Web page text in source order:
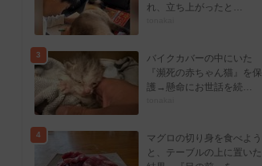
れ、立ち上がったと…
3
バイクカバーの中にいた
『瀕死の赤ちゃん猫』を保
護→懸命にお世話を続…
4
マグロの切り身を食べよう
と、テーブルの上に置いた